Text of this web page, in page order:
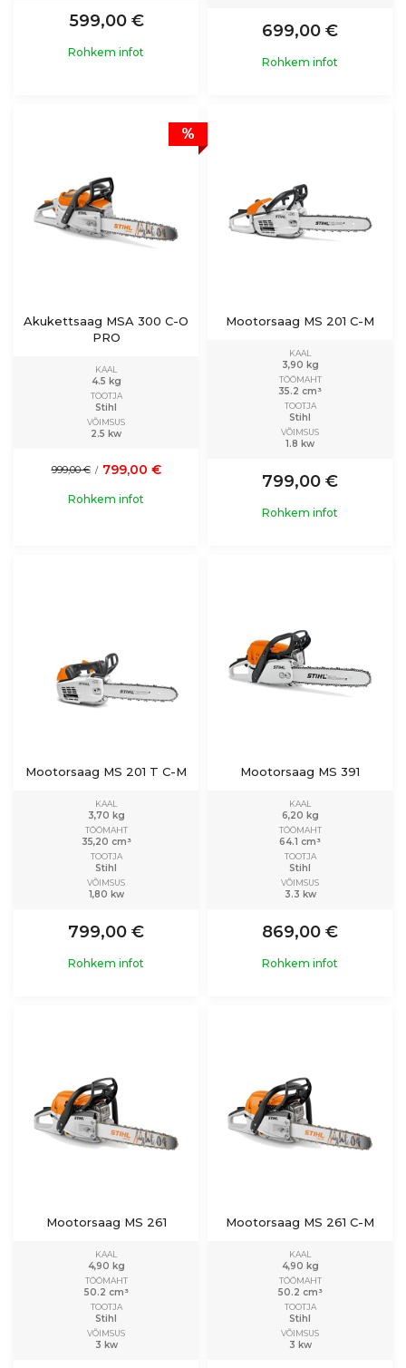
599,00 €
Rohkem infot
699,00 €
Rohkem infot
%
Akukettsaag MSA 300 C-O
PRO
KAAL
4.5 kg
TOOTJA
Stihl
VÕIMSUS
2.5 kw
999,00 € / 799,00 €
Rohkem infot
Mootorsaag MS 201 C-M
KAAL
3,90 kg
TÖÖMAHT
35.2 cm³
TOOTJA
Stihl
VÕIMSUS
1.8 kw
799,00 €
Rohkem infot
Mootorsaag MS 201 T C-M
KAAL
3,70 kg
TÖÖMAHT
35,20 cm³
TOOTJA
Stihl
VÕIMSUS
1,80 kw
799,00 €
Rohkem infot
Mootorsaag MS 391
KAAL
6,20 kg
TÖÖMAHT
64.1 cm³
TOOTJA
Stihl
VÕIMSUS
3.3 kw
869,00 €
Rohkem infot
Mootorsaag MS 261
KAAL
4,90 kg
TÖÖMAHT
50.2 cm³
TOOTJA
Stihl
VÕIMSUS
3 kw
Mootorsaag MS 261 C-M
KAAL
4,90 kg
TÖÖMAHT
50.2 cm³
TOOTJA
Stihl
VÕIMSUS
3 kw